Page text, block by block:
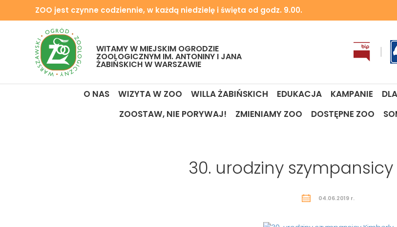
ZOO jest czynne codziennie, w każdą niedzielę i święta od godz. 9.00.
WITAMY W MIEJSKIM OGRODZIE
ZOOLOGICZNYM IM. ANTONINY I JANA
ŻABIŃSKICH W WARSZAWIE
O NAS WIZYTA W ZOO WILLA ŻABIŃSKICH EDUKACJA KAMPANIE
ZOOSTAW, NIE PORYWAJ!
ZMIENIAMY ZOO DOSTĘPNE ZOO
30. urodziny
04.06.2019 r.